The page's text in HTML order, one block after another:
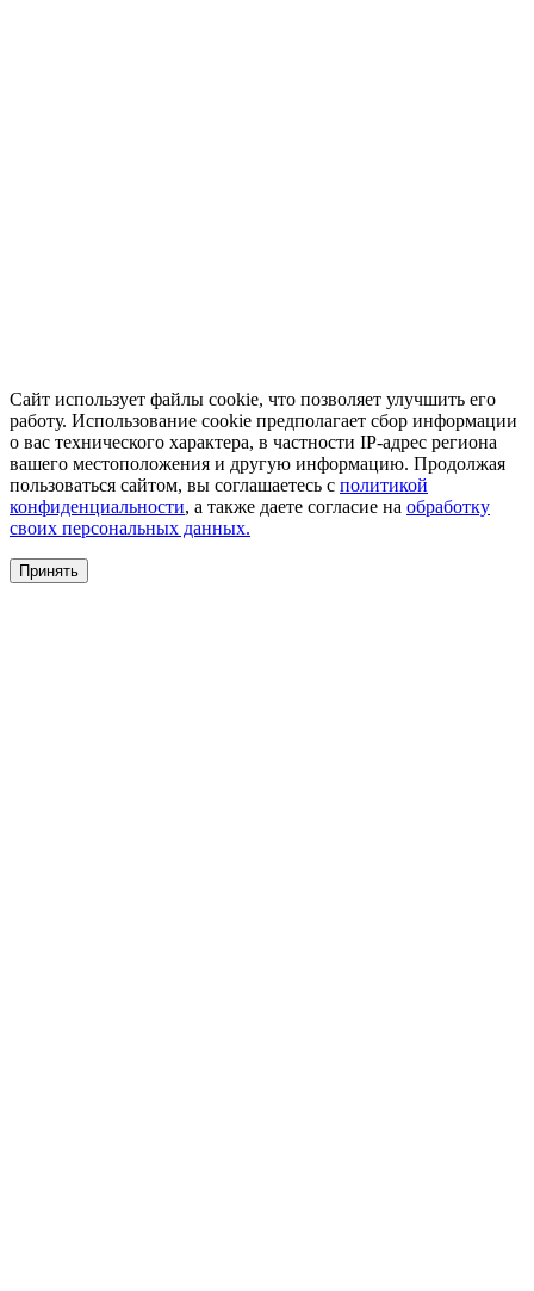
Сайт использует файлы cookie, что позволяет улучшить его
работу. Использование cookie предполагает сбор информации
о вас технического характера, в частности IP-адрес региона
вашего местоположения и другую информацию. Продолжая
пользоваться сайтом, вы соглашаетесь с политикой
конфиденциальности, а также даете согласие на обработку
своих персональных данных.
Принять